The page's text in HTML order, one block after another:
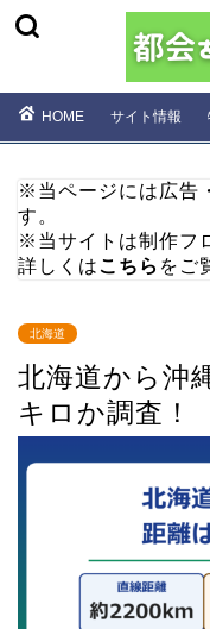
HOME サイト情報
※当ページには広告
す。
※当サイトは制作フ
詳しくはこちら をご
北海道
北海道から沖
キロか調査！